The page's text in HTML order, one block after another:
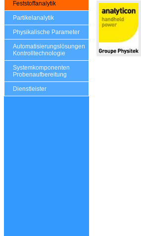
Feststoffanalytik
Partikelanalytik
Physikalische Parameter
Automatisierungslösungen
Kontrolltechnologie
Systemkomponenten
Probenaufbereitung
Dienstleister